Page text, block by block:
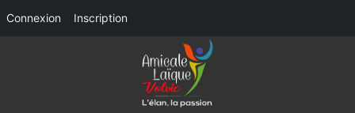
Connexion Inscription